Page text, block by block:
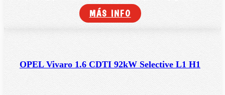
MÁS INFO
OPEL Vivaro 1.6 CDTI 92kW Selective L1 H1